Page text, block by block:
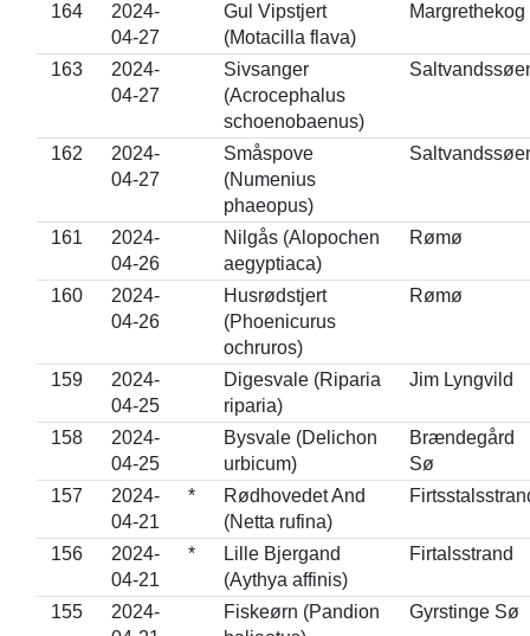
164
2024-
04-27
Gul Vipstjert
(Motacilla flava)
Margrethekog
163
2024-
04-27
Sivsanger
(Acrocephalus
schoenobaenus)
162
2024-
04-27
Småspove
(Numenius
phaeopus)
161
2024-
04-26
Nilgås (Alopochen
aegyptiaca)
Rømø
160
2024-
04-26
Husrødstjert
(Phoenicurus
ochruros)
Rømø
159
2024-
04-25
Digesvale (Riparia
riparia)
Jim Lyngvild
158
2024-
04-25
Bysvale (Delichon
urbicum)
Brændegård
Sø
157
2024-
04-21
*
Rødhovedet And
(Netta rufina)
156
2024-
04-21
*
Lille Bjergand
(Aythya affinis)
Firtalsstrand
155
2024-
Fiskeørn (Pandion
Gyrstinge Sø